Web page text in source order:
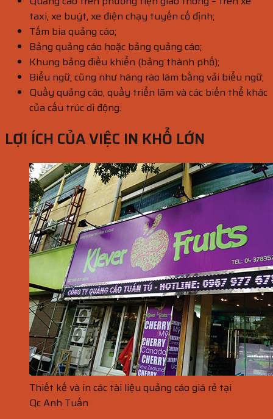
taxi, xe buýt, xe điện chạy tuyến cố định;
Tấm bia quảng cáo;
Bảng quảng cáo hoặc bảng quảng cáo;
Khung bảng điều khiển (bảng thành phố);
Biểu ngữ, cũng như hàng rào làm bằng vải biểu ngữ;
Quầy quảng cáo, quầy triển lãm và các biến thể khác
của cấu trúc di động.
LỢI ÍCH CỦA VIỆC IN KHỔ LỚN
Thiết kế và in các tài liệu quảng cáo giá rẻ tại
Qc Anh Tuấn